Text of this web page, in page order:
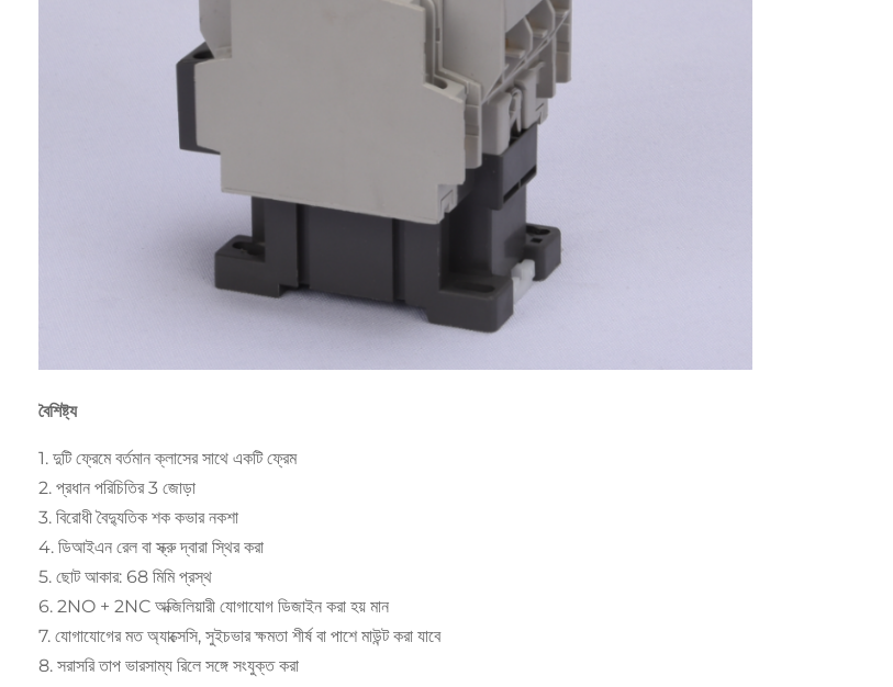
বৈশিষ্ট্য
1. দুটি ফ্রেমে বর্তমান ক্লাসের সাথে একটি ফ্রেম
2. প্রধান পরিচিতির 3 জোড়া
3. বিরোধী বৈদ্যুতিক শক কভার নকশা
4. ডিআইএন রেল বা স্ক্রু দ্বারা স্থির করা
5. ছোট আকার: 68 মিমি প্রস্থ
6. 2NO + 2NC অক্জিলিয়ারী যোগাযোগ ডিজাইন করা হয় মান
7. যোগাযোগের মত অ্যাক্সেসি, সুইচভার ক্ষমতা শীর্ষ বা পাশে মাউন্ট করা যাবে
8. সরাসরি তাপ ভারসাম্য রিলে সঙ্গে সংযুক্ত করা